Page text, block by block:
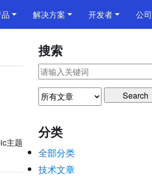
解决方案 开发者 公司
主题
搜索
分类
全部分类
技术文章